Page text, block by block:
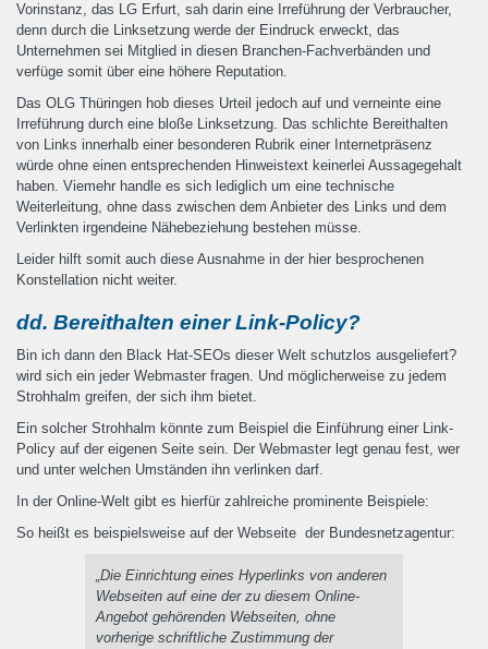
Vorinstanz, das LG Erfurt, sah darin eine Irreführung der Verbraucher,
denn durch die Linksetzung werde der Eindruck erweckt, das
Unternehmen sei Mitglied in diesen Branchen-Fachverbänden und
verfüge somit über eine höhere Reputation.
Das OLG Thüringen hob dieses Urteil jedoch auf und verneinte eine
Irreführung durch eine bloße Linksetzung. Das schlichte Bereithalten
von Links innerhalb einer besonderen Rubrik einer Internetpräsenz
würde ohne einen entsprechenden Hinweistext keinerlei Aussagegehalt
haben. Viemehr handle es sich lediglich um eine technische
Weiterleitung, ohne dass zwischen dem Anbieter des Links und dem
Verlinkten irgendeine Nähebeziehung bestehen müsse.
Leider hilft somit auch diese Ausnahme in der hier besprochenen
Konstellation nicht weiter.
dd. Bereithalten einer Link-Policy?
Bin ich dann den Black Hat-SEOs dieser Welt schutzlos ausgeliefert?
wird sich ein jeder Webmaster fragen. Und möglicherweise zu jedem
Strohhalm greifen, der sich ihm bietet.
Ein solcher Strohhalm könnte zum Beispiel die Einführung einer Link-
Policy auf der eigenen Seite sein. Der Webmaster legt genau fest, wer
und unter welchen Umständen ihn verlinken darf.
In der Online-Welt gibt es hierfür zahlreiche prominente Beispiele:
So heißt es beispielsweise auf der Webseite der Bundesnetzagentur:
„Die Einrichtung eines Hyperlinks von anderen
Webseiten auf eine der zu diesem Online-
Angebot gehörenden Webseiten, ohne
vorherige schriftliche Zustimmung der